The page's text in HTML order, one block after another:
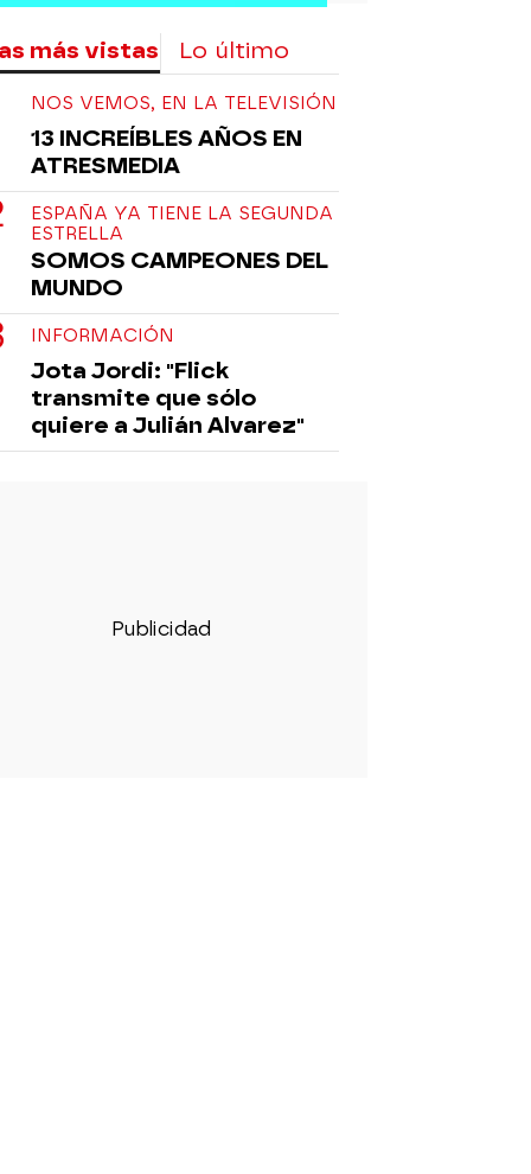
más vistas Lo último
NOS VEMOS, EN LA TELEVISIÓN
13 INCREÍBLES AÑOS EN
ATRESMEDIA
ESPAÑA YA TIENE LA SEGUNDA
ESTRELLA
SOMOS CAMPEONES DEL
MUNDO
INFORMACIÓN
Jota Jordi: "Flick
transmite que sólo
quiere a Julián Alvarez"